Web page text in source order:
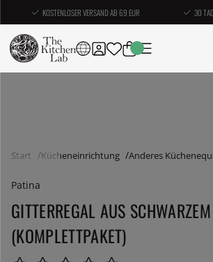
KOSTENLOSER VERSAND AB 69 EUR 30
Start Kücheneinrichtung Anderes
Patina
GITTERREGAL AUS
(KOMPLETTPAKET)